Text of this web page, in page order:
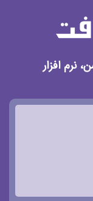
نرم افزار